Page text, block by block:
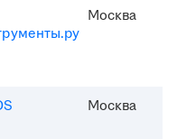
Москва
Москва